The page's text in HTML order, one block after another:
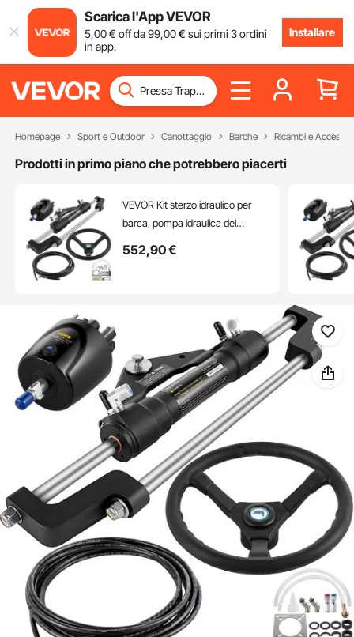
Scarica l'App VEVOR
5,00€ off da99,00€ sui primi 3 ordini
in app.
Installare
Homepage Sport e Outdoor Canottaggio Barche Ricambi e
Prodotti in primo piano che potrebbero piacerti
VEVOR Kit sterzo idraulico per
barca, pompa idraulica del
sterzo in lega di alluminio, volante
552,90€